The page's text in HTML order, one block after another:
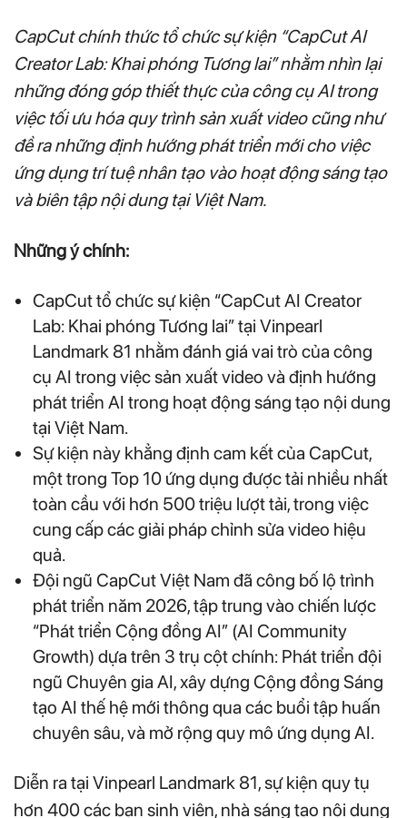
CapCut chính thức tổ chức sự kiện “CapCut AI
Creator Lab: Khai phóng Tương lai” nhằm nhìn lại
những đóng góp thiết thực của công cụ AI trong
việc tối ưu hóa quy trình sản xuất video cũng như
đề ra những định hướng phát triển mới cho việc
ứng dụng trí tuệ nhân tạo vào hoạt động sáng tạo
và biên tập nội dung tại Việt Nam.
Những ý chính:
CapCut tổ chức sự kiện “CapCut AI Creator
Lab: Khai phóng Tương lai” tại Vinpearl
Landmark 81 nhằm đánh giá vai trò của công
cụ AI trong việc sản xuất video và định hướng
phát triển AI trong hoạt động sáng tạo nội dung
tại Việt Nam.
Sự kiện này khẳng định cam kết của CapCut,
một trong Top 10 ứng dụng được tải nhiều nhất
toàn cầu với hơn 500 triệu lượt tải, trong việc
cung cấp các giải pháp chỉnh sửa video hiệu
quả.
Đội ngũ CapCut Việt Nam đã công bố lộ trình
phát triển năm 2026, tập trung vào chiến lược
“Phát triển Cộng đồng AI” (AI Community
Growth) dựa trên 3 trụ cột chính: Phát triển đội
ngũ Chuyên gia AI, xây dựng Cộng đồng Sáng
tạo AI thế hệ mới thông qua các buổi tập huấn
chuyên sâu, và mở rộng quy mô ứng dụng AI.
Diễn ra tại Vinpearl Landmark 81, sự kiện quy tụ
hơn 400 các bạn sinh viên, nhà sáng tạo nội dung